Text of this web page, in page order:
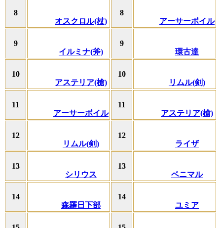
8
オスクロル(杖)
8
アーサーボイル
9
イルミナ(斧)
9
環古達
10
アステリア(槍)
10
リムル(剣)
11
アーサーボイル
11
アステリア(槍)
12
リムル(剣)
12
ライザ
13
シリウス
13
ベニマル
14
森羅日下部
14
ユミア